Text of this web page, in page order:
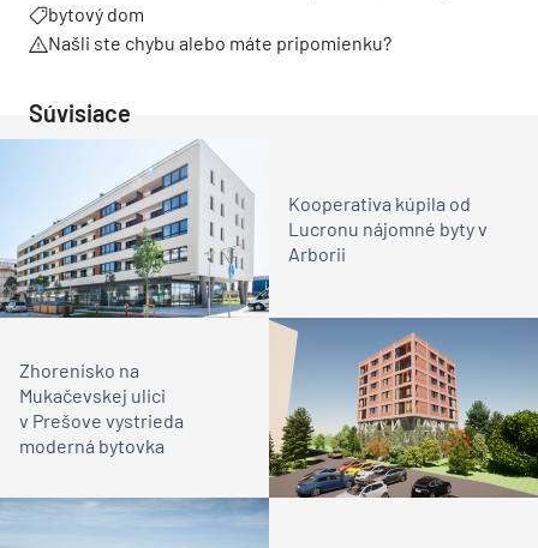
bytový dom
Našli ste chybu alebo máte pripomienku?
Súvisiace
Kooperativa kúpila od
Lucronu nájomné byty v
Arborii
Zhorenisko na
Mukačevskej ulici
v Prešove vystrieda
moderná bytovka